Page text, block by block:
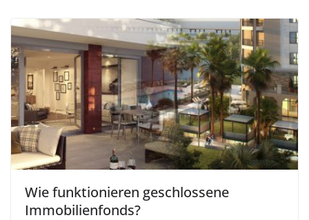
Wie funktionieren geschlossene
Immobilienfonds?